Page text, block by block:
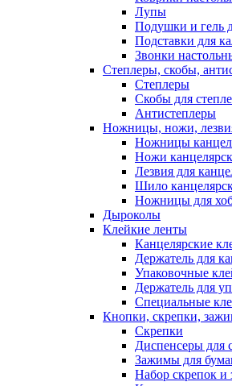
Лупы
Подушки и гель
Подставки для
Звонки
Степлеры, скобы,
Степлеры
Скобы для
Антистеплеры
Ножницы, ножи,
Ножницы
Ножи
Лезвия для
Шило
Ножницы для
Дыроколы
Клейкие ленты
Канцелярские
Держатель для
Упаковочные
Держатель для
Специальные
Кнопки, скрепки,
Скрепки
Диспенсеры для
Зажимы для
Набор скрепок и